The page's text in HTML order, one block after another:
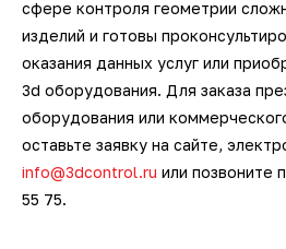
сфере контроля геометрии
изделий и готовы
оказания данных услуг или
3d оборудования. Для заказа
оборудования или
оставьте заявку на сайте,
info@3dcontrol.ru или позвоните
55 75.